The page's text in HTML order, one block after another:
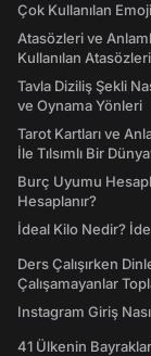
Çok Kullanılan
Atasözleri ve
Kullanılan
Tavla Diziliş Şekli
ve Oynama Yönleri
Tarot Kartları ve
İle Tılsımlı Bir
Burç Uyumu
Hesaplanır?
İdeal Kilo Nedir?
Ders Çalışırken
Çalışamayanlar
Instagram Giriş
41 Ülkenin